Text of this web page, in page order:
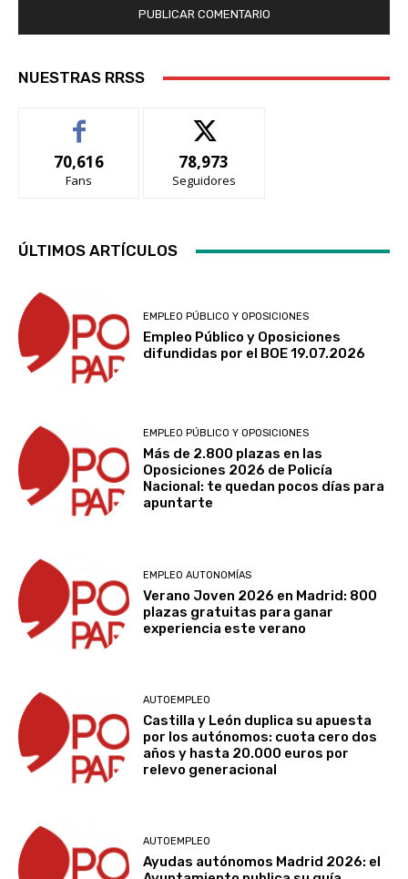
NUESTRAS RRSS
70,616
Fans
78,973
Seguidores
ÚLTIMOS ARTÍCULOS
EMPLEO PÚBLICO Y OPOSICIONES
Empleo Público y Oposiciones
difundidas por el BOE 19.07.2026
EMPLEO PÚBLICO Y OPOSICIONES
Más de 2.800 plazas en las
Oposiciones 2026 de Policía
Nacional: te quedan pocos días para
apuntarte
EMPLEO AUTONOMÍAS
Verano Joven 2026 en Madrid: 800
plazas gratuitas para ganar
experiencia este verano
AUTOEMPLEO
Castilla y León duplica su apuesta
por los autónomos: cuota cero dos
años y hasta 20.000 euros por
relevo generacional
AUTOEMPLEO
Ayudas autónomos Madrid 2026: el